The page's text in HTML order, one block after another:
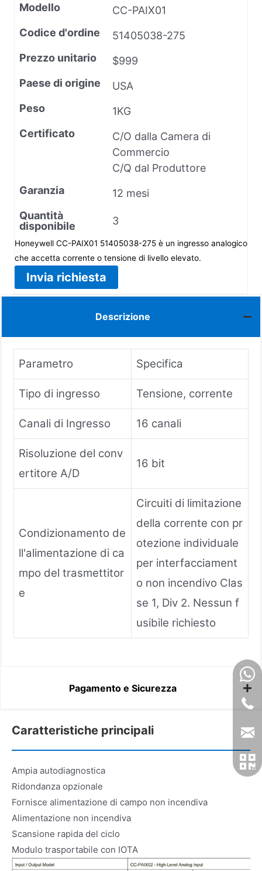
Modello
CC-PAIX01
Codice d'ordine
51405038-275
Prezzo unitario
$999
Paese di origine
USA
Peso
1KG
Certificato
C/O dalla Camera di
Commercio
C/Q dal Produttore
Garanzia
12 mesi
Quantità
disponibile
3
Honeywell CC-PAIX01 51405038-275 è un ingresso analogico
che accetta corrente o tensione di livello elevato.
Invia richiesta
Descrizione
Parametro Specifica
Tipo di ingresso Tensione, corrente
Canali di Ingresso 16 canali
Risoluzione del conv
ertitore A/D
16 bit
Condizionamento de
ll'alimentazione di ca
mpo del trasmettitor
e
Circuiti di limitazione
della corrente con pr
otezione individuale
per interfacciament
o non incendivo Clas
se 1, Div 2. Nessun f
usibile richiesto
Pagamento e Sicurezza
Caratteristiche principali
Ampia autodiagnostica
Ridondanza opzionale
Fornisce alimentazione di campo non incendiva
Alimentazione non incendiva
Scansione rapida del ciclo
Modulo trasportabile con IOTA